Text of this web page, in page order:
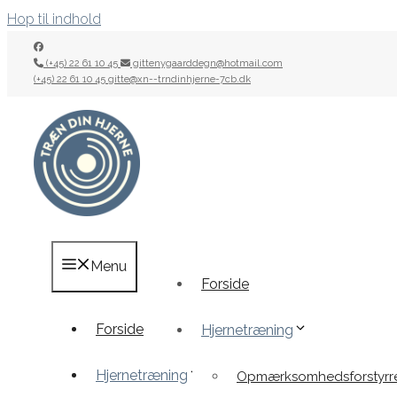
Hop til indhold
(+45) 22 61 10 45
gittenygaarddegn@hotmail.com
(+45) 22 61 10 45 gitte@xn--trndinhjerne-7cb.dk
Menu
Forside
Hjernetræning
Forside
Hjernetræning